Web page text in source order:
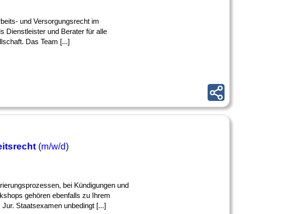
und Versorgungsrecht im
Dienstleister und Berater für alle
Das Team [...]
(m/w/d)
bei Kündigungen und
gehören ebenfalls zu Ihrem
Staatsexamen unbedingt [...]